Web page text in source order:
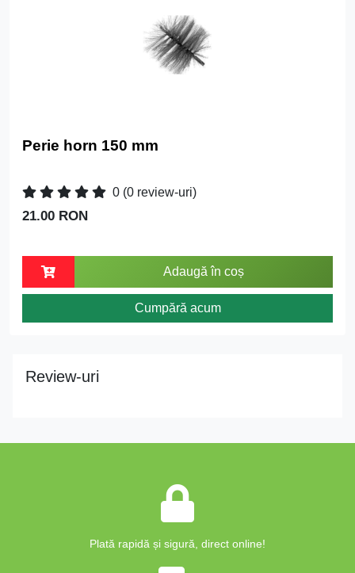
Perie horn 150 mm
0 (0 review-uri)
21.00 RON
Adaugă în coș
Cumpără acum
Review-uri
Plată rapidă și sigură, direct online!